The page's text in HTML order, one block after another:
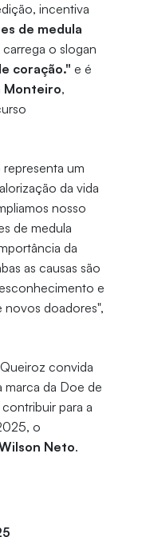
incentiva
de medula
o slogan
coração." e é
Monteiro,
um
da vida
nosso
de medula
da
as causas são
e
novos doadores",
convida
marca da Doe de
para a
o
Neto.